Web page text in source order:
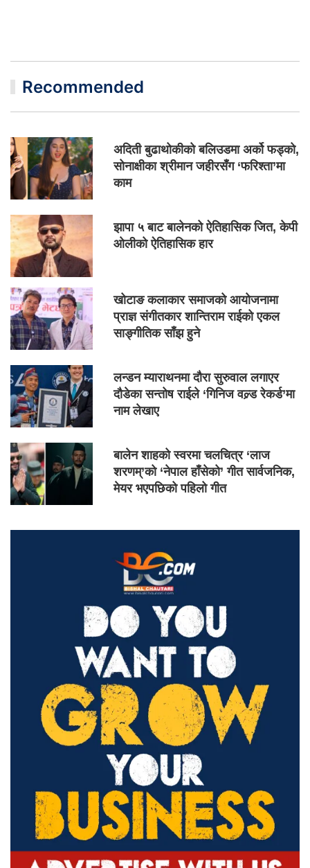
Recommended
अदिती बुढाथोकीको बलिउडमा अर्को फड्को,
सोनाक्षीका श्रीमान जहीरसँग ‘फरिश्ता’मा
काम
झापा ५ बाट बालेनको ऐतिहासिक जित, केपी
ओलीको ऐतिहासिक हार
खोटाङ कलाकार समाजको आयोजनामा
प्राज्ञ संगीतकार शान्तिराम राईको एकल
साङ्गीतिक साँझ हुने
लन्डन म्याराथनमा दौरा सुरुवाल लगाएर
दौडेका सन्तोष राईले ‘गिनिज वल्र्ड रेकर्ड’मा
नाम लेखाए
बालेन शाहको स्वरमा चलचित्र ‘लाज
शरणम्’को ‘नेपाल हाँसेको’ गीत सार्वजनिक,
मेयर भएपछिको पहिलो गीत